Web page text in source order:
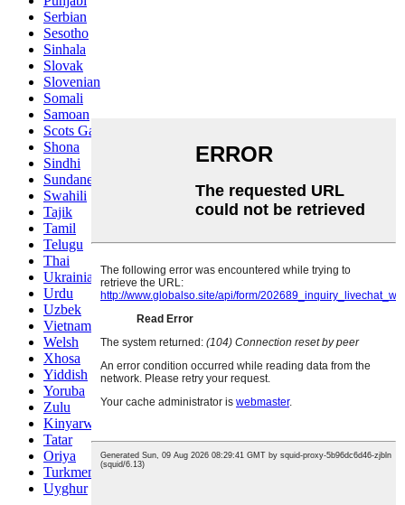
Serbian
Sesotho
Sinhala
Slovak
Slovenian
Somali
Samoan
Scots Gaelic
Shona
Sindhi
Sundanese
Swahili
Tajik
Tamil
Telugu
Thai
Ukrainian
Urdu
Uzbek
Vietnamese
Welsh
Xhosa
Yiddish
Yoruba
Zulu
Kinyarwanda
Tatar
Oriya
Turkmen
Uyghur